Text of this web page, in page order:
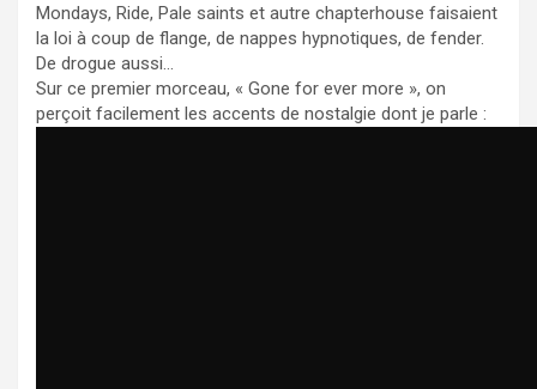
Mondays, Ride, Pale saints et autre chapterhouse faisaient
la loi à coup de flange, de nappes hypnotiques, de fender.
De drogue aussi…
Sur ce premier morceau, « Gone for ever more », on
perçoit facilement les accents de nostalgie dont je parle :